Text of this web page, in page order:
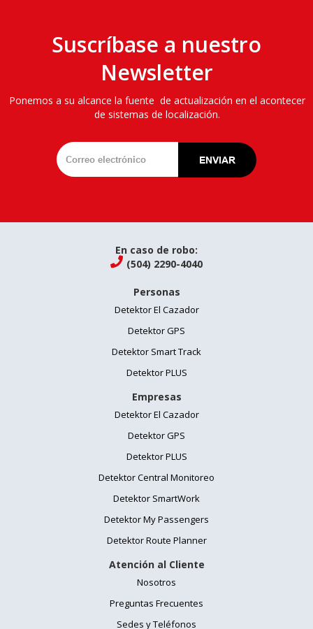
Suscríbase a nuestro
Newsletter
Ponemos a su alcance la fuente de actualización en el acontecer
de sistemas de localización.
En caso de robo:
 (504) 2290-4040
Personas
Detektor El Cazador
Detektor GPS
Detektor Smart Track
Detektor PLUS
Empresas
Detektor El Cazador
Detektor GPS
Detektor PLUS
Detektor Central Monitoreo
Detektor SmartWork
Detektor My Passengers
Detektor Route Planner
Atención al Cliente
Nosotros
Preguntas Frecuentes
Sedes y Teléfonos